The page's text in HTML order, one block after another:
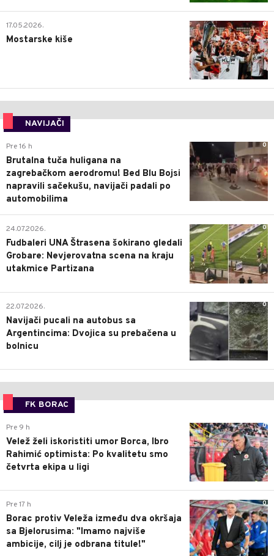
0
17.05.2026.
Mostarske kiše
NAVIJAČI
0
Pre 16 h
Brutalna tuča huligana na
zagrebačkom aerodromu! Bed Blu Bojsi
napravili sačekušu, navijači padali po
automobilima
0
24.07.2026.
Fudbaleri UNA Štrasena šokirano gledali
Grobare: Nevjerovatna scena na kraju
utakmice Partizana
0
22.07.2026.
Navijači pucali na autobus sa
Argentincima: Dvojica su prebačena u
bolnicu
FK BORAC
0
Pre 9 h
Velež želi iskoristiti umor Borca, Ibro
Rahimić optimista: Po kvalitetu smo
četvrta ekipa u ligi
0
Pre 17 h
Borac protiv Veleža između dva okršaja
sa Bjelorusima: "Imamo najviše
ambicije, cilj je odbrana titule!"